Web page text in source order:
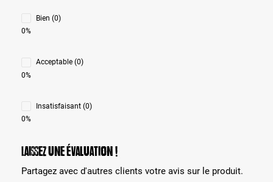
Bien (0)
0%
Acceptable (0)
0%
Insatisfaisant (0)
0%
Laissez une évaluation !
Partagez avec d'autres clients votre avis sur le produit.